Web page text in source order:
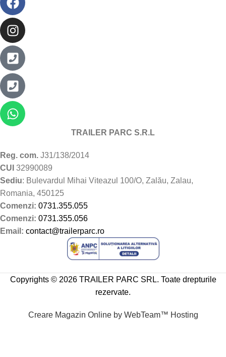
TRAILER PARC S.R.L
Reg. com. J31/138/2014
CUI 32990089
Sediu: Bulevardul Mihai Viteazul 100/O, Zalău, Zalau,
Romania, 450125
Comenzi: 0731.355.055
Comenzi: 0731.355.056
Email: contact@trailerparc.ro
Copyrights © 2026 TRAILER PARC SRL. Toate drepturile
rezervate.
Creare Magazin Online by WebTeam™ Hosting